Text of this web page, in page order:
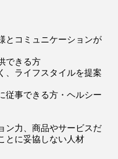
とコミュニケーションが
できる方
、ライフスタイルを提案
従事できる方・ヘルシー
ン力、商品やサービスだ
とに妥協しない人材